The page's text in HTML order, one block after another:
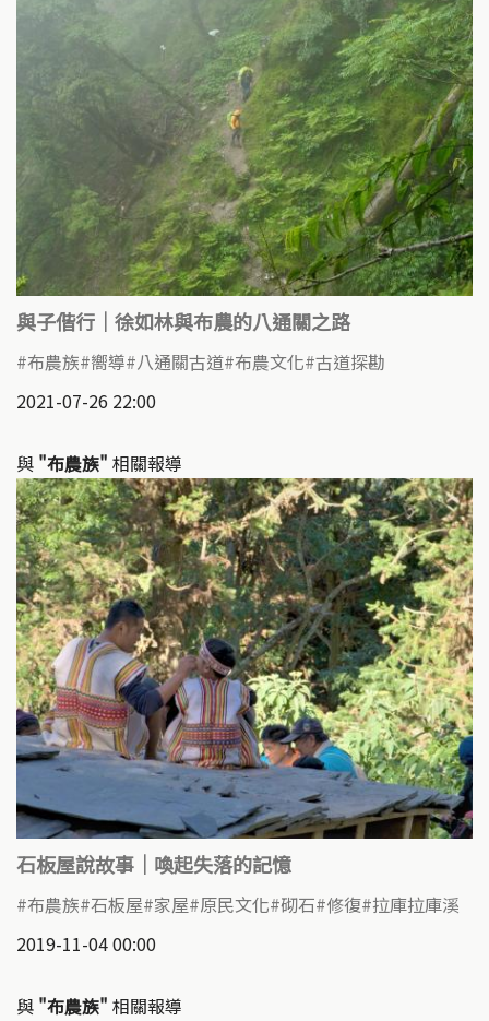
與子偕行｜徐如林與布農的八通關之路
布農族 嚮導 八通關古道 布農文化 古道探勘
2021-07-26 22:00
與 "布農族" 相關報導
石板屋說故事｜喚起失落的記憶
布農族 石板屋 家屋 原民文化 砌石 修復 拉庫拉庫溪
2019-11-04 00:00
與 "布農族" 相關報導